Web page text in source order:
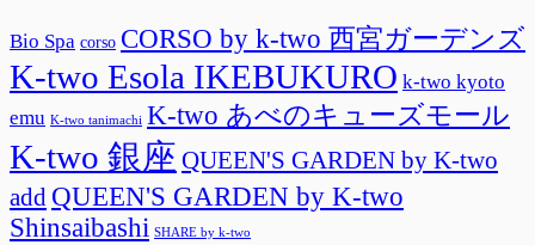
Bio Spa corso CORSO by k-two 西宮ガーデンズ
K-two Esola IKEBUKURO k-two kyoto
emu K-two tanimachi K-two あべのキューズモール
K-two 銀座 QUEEN'S GARDEN by K-two
add QUEEN'S GARDEN by K-two
Shinsaibashi SHARE by k-two